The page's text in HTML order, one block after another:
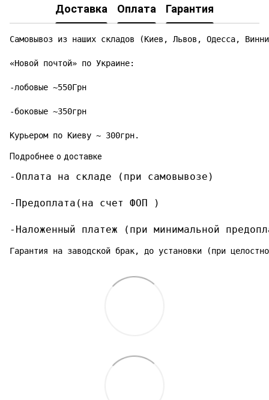
Доставка Оплата Гарантия
Самовывоз из наших складов (Киев, Львов, Одесса,
«Новой почтой» по Украине:
-лобовые ~550Грн
-боковые ~350грн
Курьером по Киеву ~ 300грн.
Подробнее о доставке
-Оплата на складе (при самовывозе)
-Предоплата(на счет ФОП )
-Наложенный платеж (при минимальной
Гарантия на заводской брак, до установки (при